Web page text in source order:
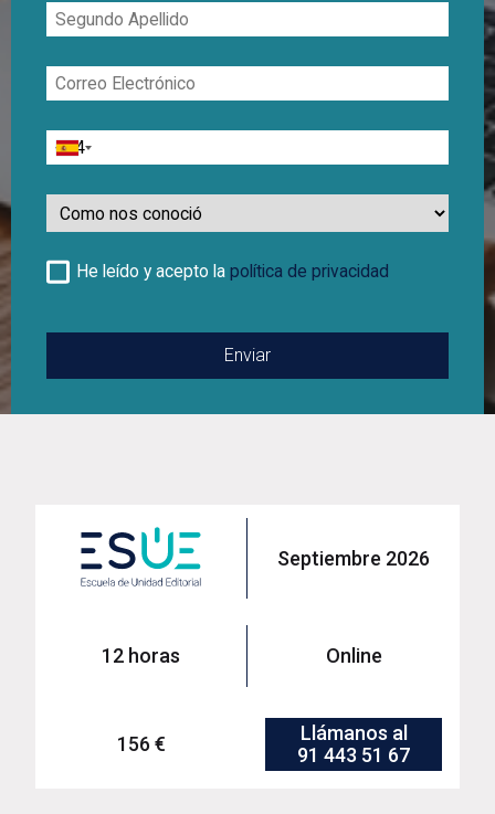
Segundo
Apellido
Correo
Electrónico
Teléfono
Como
nos
He leído y acepto la política de privacidad
Septiembre 2026
12 horas Online
156 €
Llámanos al
91 443 51 67